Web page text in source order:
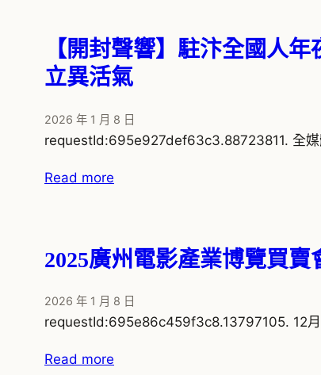
【開封聲響】駐汴全國人
立異活氣
2026 年 1 月 8 日
requestId:695e927def63c3.88723811. 全
Read more
2025廣州電影產業博覽買
2026 年 1 月 8 日
requestId:695e86c459f3c8.13797105. 12
Read more